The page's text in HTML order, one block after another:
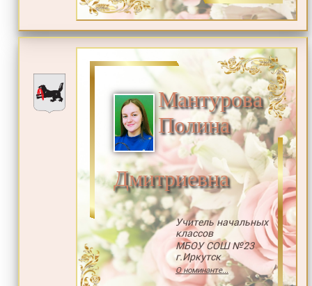
Мантурова
Полина
Дмитриевна
Учитель начальных
классов
МБОУ СОШ №23
г.Иркутск
О номинанте...